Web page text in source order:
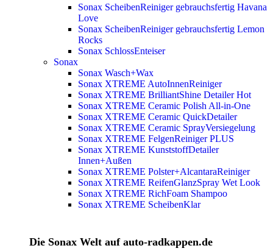
Sonax ScheibenReiniger gebrauchsfertig Havana
Love
Sonax ScheibenReiniger gebrauchsfertig Lemon
Rocks
Sonax SchlossEnteiser
Sonax
Sonax Wasch+Wax
Sonax XTREME AutoInnenReiniger
Sonax XTREME BrilliantShine DetailerHot
Sonax XTREME Ceramic Polish All-in-One
Sonax XTREME Ceramic QuickDetailer
Sonax XTREME Ceramic SprayVersiegelung
Sonax XTREME FelgenReiniger PLUS
Sonax XTREME KunststoffDetailer
Innen+Außen
Sonax XTREME Polster+AlcantaraReiniger
Sonax XTREME ReifenGlanzSpray Wet Look
Sonax XTREME RichFoam Shampoo
Sonax XTREME ScheibenKlar
Die Sonax Welt auf auto-radkappen.de